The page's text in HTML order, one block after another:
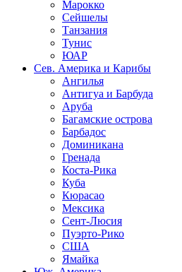
Марокко
Сейшелы
Танзания
Тунис
ЮАР
Сев. Америка и Карибы
Ангилья
Антигуа и Барбуда
Аруба
Багамские острова
Барбадос
Доминикана
Гренада
Коста-Рика
Куба
Кюрасао
Мексика
Сент-Люсия
Пуэрто-Рико
США
Ямайка